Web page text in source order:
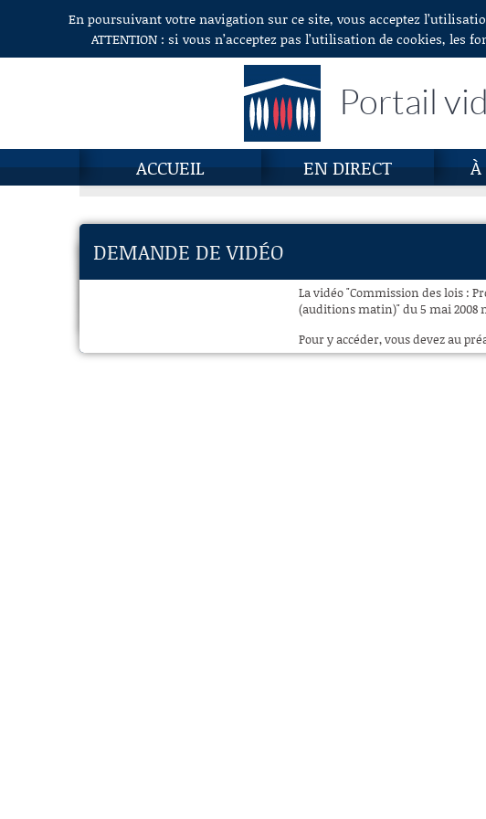
Aller au contenuEn poursuivant votre navigation sur ce site, vous acceptez
ATTENTION : si vous n’acceptez pas l’utilisation de cookies, les
Portail
ACCUEIL EN DIRECT
DEMANDE DE VIDÉO
La vidéo "Commission des lois :
(auditions matin)" du 5 mai 2008
Pour y accéder, vous devez au